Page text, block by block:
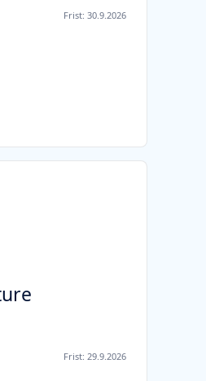
Frist: 30.9.2026
Frist: 29.9.2026